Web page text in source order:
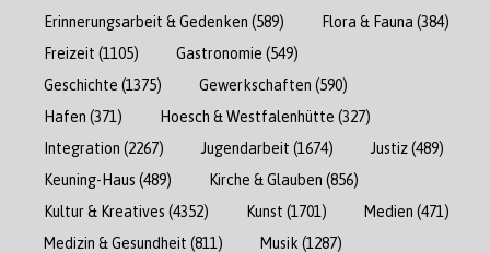
Erinnerungsarbeit & Gedenken (589) Flora & Fauna (384)
Freizeit (1105) Gastronomie (549)
Geschichte (1375) Gewerkschaften (590)
Hafen (371) Hoesch & Westfalenhütte (327)
Integration (2267) Jugendarbeit (1674) Justiz(489)
Keuning-Haus (489) Kirche & Glauben (856)
Kultur & Kreatives (4352) Kunst (1701) Medien (471)
Medizin & Gesundheit (811) Musik (1287)